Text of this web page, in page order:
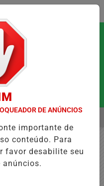
DE ANÚNCIOS
importante de
conteúdo. Para
favor desabilite seu
anúncios.